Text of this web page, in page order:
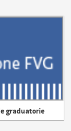
graduatorie